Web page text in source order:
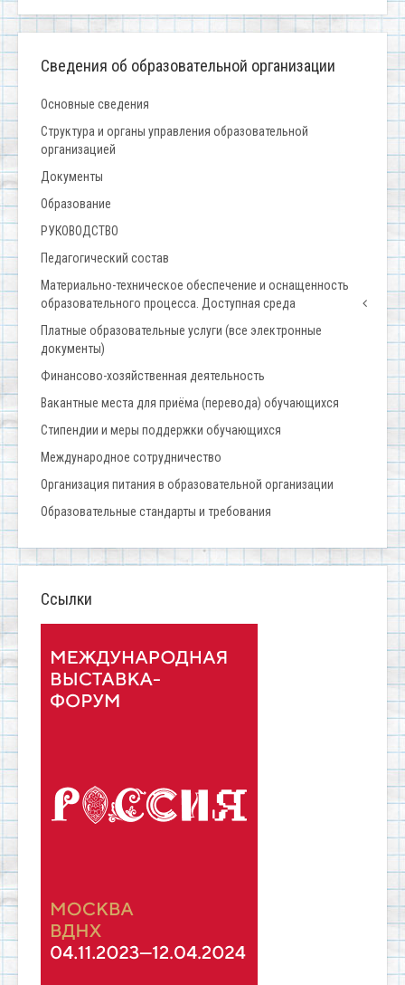
Сведения об образовательной организации
Основные сведения
Структура и органы управления образовательной
организацией
Документы
Образование
РУКОВОДСТВО
Педагогический состав
Материально-техническое обеспечение и оснащенность
образовательного процесса. Доступная среда
Платные образовательные услуги (все электронные
документы)
Финансово-хозяйственная деятельность
Вакантные места для приёма (перевода) обучающихся
Стипендии и меры поддержки обучающихся
Международное сотрудничество
Организация питания в образовательной организации
Образовательные стандарты и требования
Ссылки